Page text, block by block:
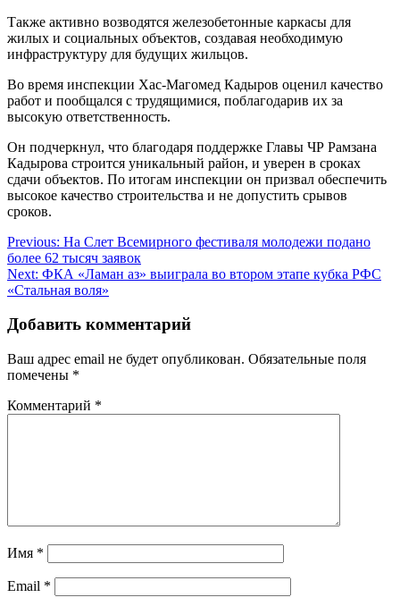
Также активно возводятся железобетонные каркасы для
жилых и социальных объектов, создавая необходимую
инфраструктуру для будущих жильцов.
Во время инспекции Хас-Магомед Кадыров оценил качество
работ и пообщался с трудящимися, поблагодарив их за
высокую ответственность.
Он подчеркнул, что благодаря поддержке Главы ЧР Рамзана
Кадырова строится уникальный район, и уверен в сроках
сдачи объектов. По итогам инспекции он призвал обеспечить
высокое качество строительства и не допустить срывов
сроков.
Навигация
по
записям
Previous: На Слет Всемирного фестиваля молодежи подано
более 62 тысяч заявок
Next: ФКА «Ламан аз» выиграла во втором этапе кубка РФС
«Стальная воля»
Добавить комментарий
Ваш адрес email не будет опубликован. Обязательные поля
помечены *
Комментарий *
Имя *
Email *